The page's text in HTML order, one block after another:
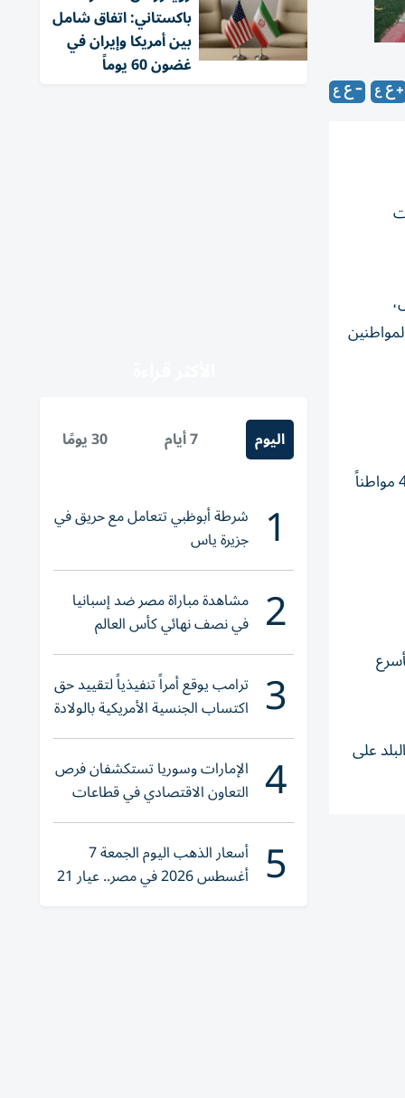
وأعلنت وزارة الخارجية في براتيسلافا، مساء أمس، أن أول رحلة إلى العاصمة السلوفاكية نقلت 73 شخصاً، بينهم 30 سلوفاكياً و43 مواطناً
على
باكستاني: اتفاق شامل
بين أمريكا وإيران في
غضون 60 يوماً
اليوم 7 أيام 30 يومًا
1 شرطة أبوظبي تتعامل مع حريق في
جزيرة ياس
2 مشاهدة مباراة مصر ضد إسبانيا
في نصف نهائي كأس العالم
لناشئات اليد 2026
3 ترامب يوقع أمراً تنفيذياً لتقييد حق
اكتساب الجنسية الأمريكية بالولادة
4 الإمارات وسوريا تستكشفان فرص
التعاون الاقتصادي في قطاعات
حيوية
5 أسعار الذهب اليوم الجمعة 7
أغسطس 2026 في مصر.. عيار 21